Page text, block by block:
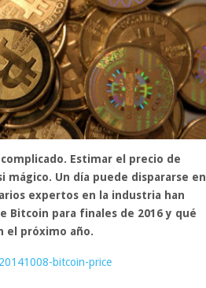
Estimar el precio de
Un día puede dispararse en
expertos en la industria han
Bitcoin para finales de 2016 y qué
el próximo año.